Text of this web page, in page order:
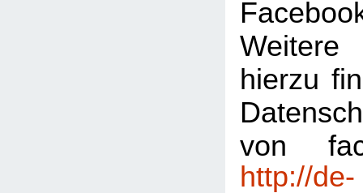
Weitere
hierzu
von
http://de-